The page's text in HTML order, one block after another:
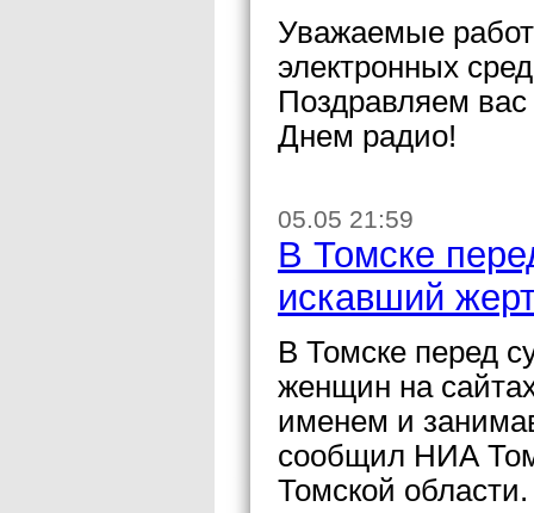
Уважаемые
электронных
Поздравляем
Днем радио!
05.05 21:59
В Томске
искавший
В Томске перед
женщин на
именем и
сообщил НИА
Томской области.